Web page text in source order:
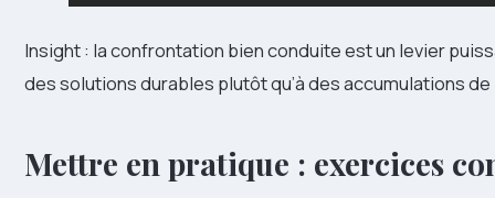
Insight : la confrontation bien conduite est un levier
des solutions durables plutôt qu’à des accumulations
Mettre en pratique : exercices